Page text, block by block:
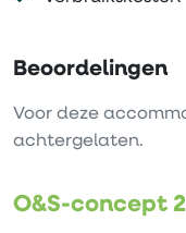
Beoordelingen
Voor deze
achtergelaten.
O&S-concept